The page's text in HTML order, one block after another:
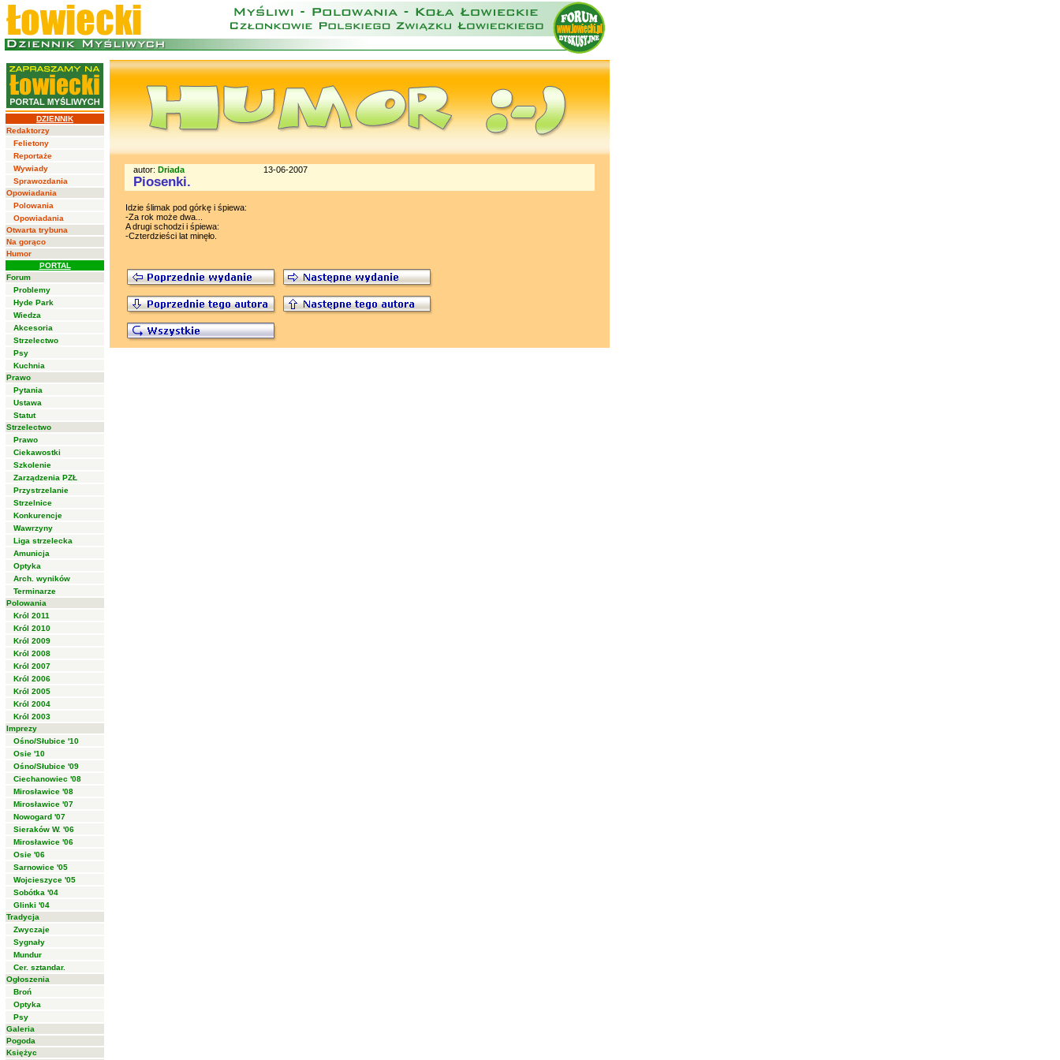
DZIENNIK
Redaktorzy
Felietony
Reportaże
Wywiady
Sprawozdania
Opowiadania
Polowania
Opowiadania
Otwarta trybuna
Na gorąco
Humor
PORTAL
Forum
Problemy
Hyde Park
Wiedza
Akcesoria
Strzelectwo
Psy
Kuchnia
Prawo
Pytania
Ustawa
Statut
Strzelectwo
Prawo
Ciekawostki
Szkolenie
Zarządzenia PZŁ
Przystrzelanie
Strzelnice
Konkurencje
Wawrzyny
Liga strzelecka
Amunicja
Optyka
Arch. wyników
Terminarze
Polowania
Król 2011
Król 2010
Król 2009
Król 2008
Król 2007
Król 2006
Król 2005
Król 2004
Król 2003
Imprezy
Ośno/Słubice '10
Osie '10
Ośno/Słubice '09
Ciechanowiec '08
Mirosławice '08
Mirosławice '07
Nowogard '07
Sieraków W. '06
Mirosławice '06
Osie '06
Sarnowice '05
Wojcieszyce '05
Sobótka '04
Glinki '04
Tradycja
Zwyczaje
Sygnały
Mundur
Cer. sztandar.
Ogłoszenia
Broń
Optyka
Psy
Galeria
Pogoda
Księżyc
autor: Driada 13-06-2007
Piosenki.
Idzie ślimak pod górkę i śpiewa:
-Za rok może dwa...
A drugi schodzi i śpiewa:
-Czterdzieści lat minęło.